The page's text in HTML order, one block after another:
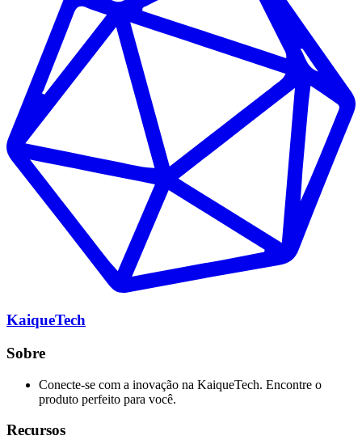
KaiqueTech
Sobre
Conecte-se com a inovação na KaiqueTech. Encontre o
produto perfeito para você.
Recursos